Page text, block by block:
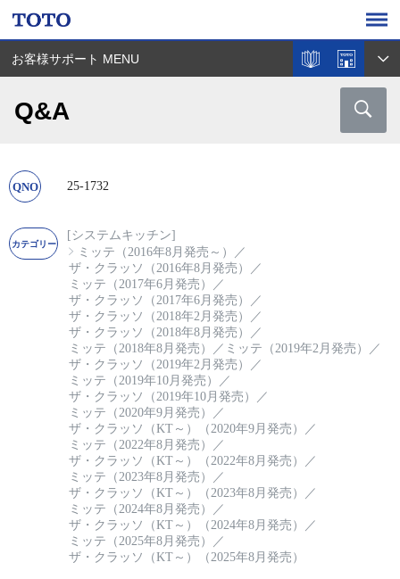
お客様サポート MENU
Q&A
25-1732
[システムキッチン]
ミッテ（2016年8月発売～）
／
ザ・クラッソ（2016年8月発売）
／
ミッテ（2017年6月発売）
／
ザ・クラッソ（2017年6月発売）
／
ザ・クラッソ（2018年2月発売）
／
ザ・クラッソ（2018年8月発売）
／
ミッテ（2018年8月発売）
／ ミッテ（2019年2月発売）
／
ザ・クラッソ（2019年2月発売）
／
ミッテ（2019年10月発売）
／
ザ・クラッソ（2019年10月発売）
／
ミッテ（2020年9月発売）
／
ザ・クラッソ（KT～）（2020年9月発売）
／
ミッテ（2022年8月発売）
／
ザ・クラッソ（KT～）（2022年8月発売）
／
ミッテ（2023年8月発売）
／
ザ・クラッソ（KT～）（2023年8月発売）
／
ミッテ（2024年8月発売）
／
ザ・クラッソ（KT～）（2024年8月発売）
／
ミッテ（2025年8月発売）
／
ザ・クラッソ（KT～）（2025年8月発売）